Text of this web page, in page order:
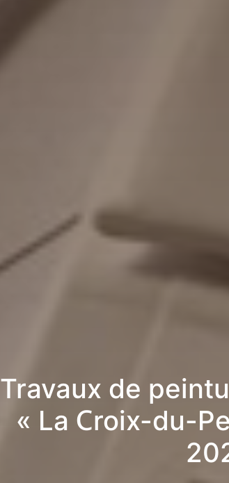
Travaux de
« La Croix-du-